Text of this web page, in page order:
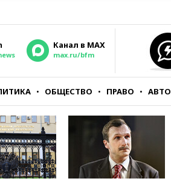
Канал в MAX
max.ru/bfm
ОБЩЕСТВО ПРАВО АВТО